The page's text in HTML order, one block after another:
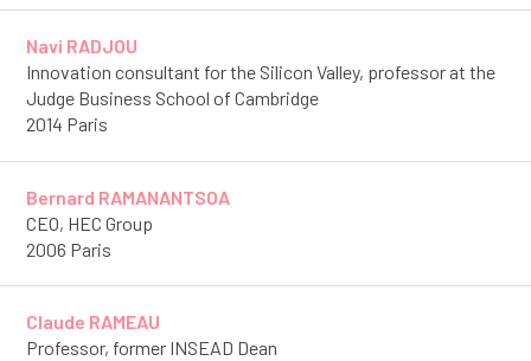
Navi RADJOU
Innovation consultant for the Silicon Valley, professor at the
Judge Business School of Cambridge
2014 Paris
Bernard RAMANANTSOA
CEO, HEC Group
2006 Paris
Claude RAMEAU
Professor, former INSEAD Dean